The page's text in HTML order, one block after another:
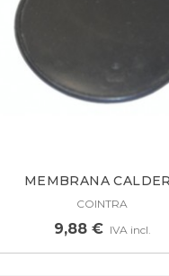
MEMBRANA
COINTRA,...
COINTRA
9,88 € IVA incl.